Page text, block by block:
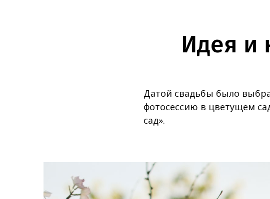
Идея и
Датой свадьбы было
фотосессию в цветущем
сад».